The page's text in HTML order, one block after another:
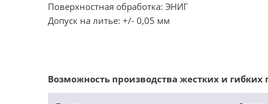
Поверхностная обработка: ЭНИГ
Допуск на литье: +/- 0,05 мм
Возможность производства жестких и гибких